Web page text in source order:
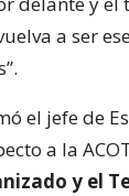
a ser
el jefe de
a la
y el